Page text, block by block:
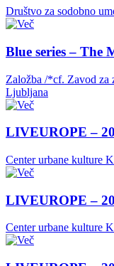
Društvo za sodobno
Blue series – The
Založba /*cf. Zavod za
Ljubljana
LIVEUROPE –
Center urbane kulture
LIVEUROPE –
Center urbane kulture